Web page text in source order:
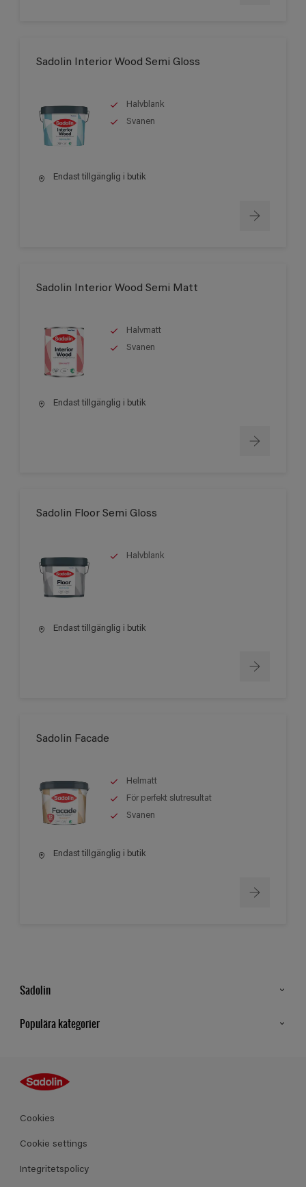
Sadolin Interior Wood Semi Gloss
Halvblank
Svanen
Endast tillgänglig i butik
Sadolin Interior Wood Semi Matt
Halvmatt
Svanen
Endast tillgänglig i butik
Sadolin Floor Semi Gloss
Halvblank
Endast tillgänglig i butik
Sadolin Facade
Helmatt
För perfekt slutresultat
Svanen
Endast tillgänglig i butik
Sadolin
Populära kategorier
Kulörer
Produkter
Cookies
Cookie settings
Integritetspolicy